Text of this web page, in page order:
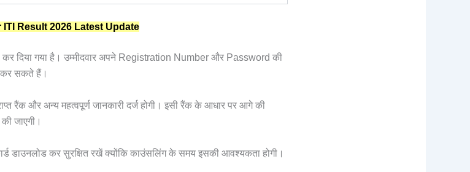
ITI Result 2026 Latest Update
कर दिया गया है। उम्मीदवार अपने Registration Number और Password की
कर सकते हैं।
रैंक और अन्य महत्वपूर्ण जानकारी दर्ज होगी। इसी रैंक के आधार पर आगे की
जाएगी।
डाउनलोड कर सुरक्षित रखें क्योंकि काउंसलिंग के समय इसकी आवश्यकता होगी।